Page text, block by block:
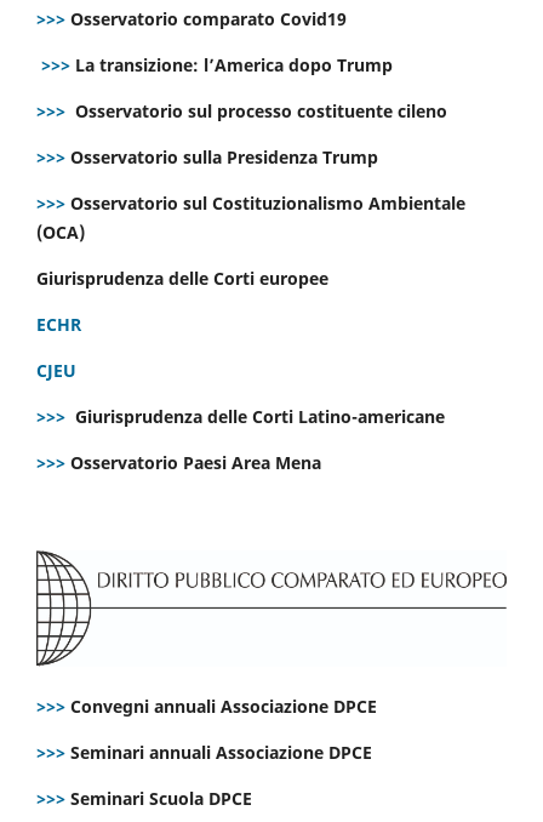
>>> Osservatorio comparato Covid19
>>> La transizione: l’America dopo Trump
>>> Osservatorio sul processo costituente cileno
>>> Osservatorio sulla Presidenza Trump
>>> Osservatorio sul Costituzionalismo Ambientale
(OCA)
Giurisprudenza delle Corti europee
ECHR
CJEU
>>> Giurisprudenza delle Corti Latino-americane
>>> Osservatorio Paesi Area Mena
>>> Convegni annuali Associazione DPCE
>>> Seminari annuali Associazione DPCE
>>> Seminari Scuola DPCE